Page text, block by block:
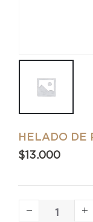
HELADO DE
$13.000